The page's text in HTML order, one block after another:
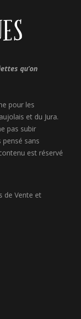
qu’on
pour les
et du Jura.
pas subir
pensé sans
est réservé
de Vente et